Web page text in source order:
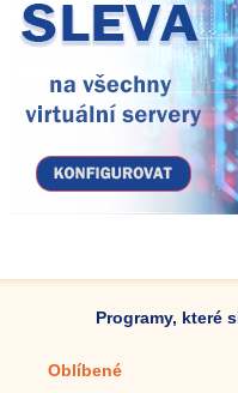
Programy, které
Oblíbené